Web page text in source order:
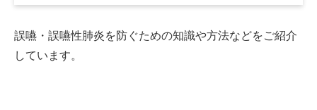
誤嚥・誤嚥性肺炎を防ぐための知識や方法などをご紹介
しています。